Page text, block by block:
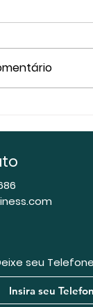
no
Jurídico
seu